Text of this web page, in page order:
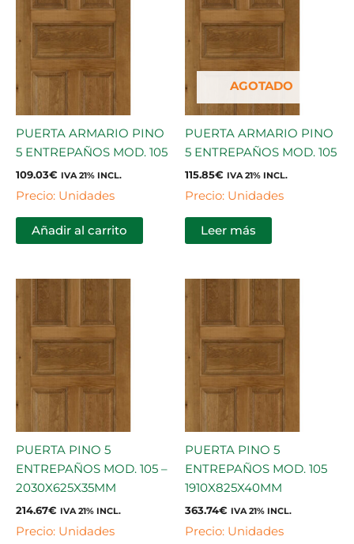
PUERTA ARMARIO PINO
5 ENTREPAÑOS MOD. 105
109.03€ IVA 21% INCL.
Precio: Unidades
Añadir al carrito
AGOTADO
PUERTA ARMARIO PINO
5 ENTREPAÑOS MOD. 105
115.85€ IVA 21% INCL.
Precio: Unidades
Leer más
PUERTA PINO 5
ENTREPAÑOS MOD. 105 –
2030X625X35MM
214.67€ IVA 21% INCL.
Precio: Unidades
PUERTA PINO 5
ENTREPAÑOS MOD. 105
1910X825X40MM
363.74€ IVA 21% INCL.
Precio: Unidades